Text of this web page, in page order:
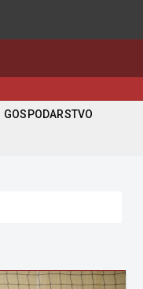
GOSPODARSTVO